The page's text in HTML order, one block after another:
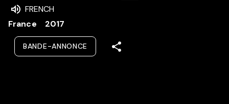
FRENCH
France
2017
BANDE-ANNONCE